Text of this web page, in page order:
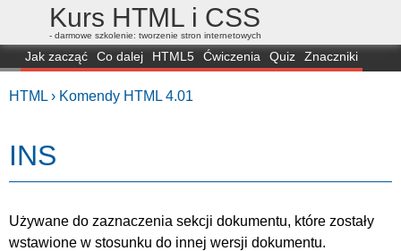
Kurs HTML i CSS
- darmowe szkolenie: tworzenie stron internetowych
Jak zacząć Co dalej HTML5 Ćwiczenia Quiz
Znaczniki
HTML › Komendy HTML 4.01
INS
Używane do zaznaczenia sekcji dokumentu, które zostały
wstawione w stosunku do innej wersji dokumentu.